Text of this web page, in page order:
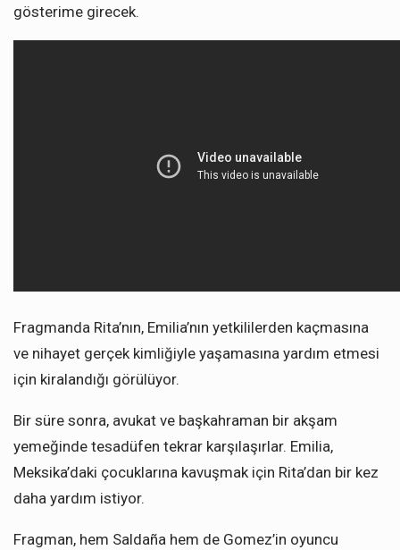
gösterime girecek.
Fragmanda Rita’nın, Emilia’nın yetkililerden kaçmasına
ve nihayet gerçek kimliğiyle yaşamasına yardım etmesi
için kiralandığı görülüyor.
Bir süre sonra, avukat ve başkahraman bir akşam
yemeğinde tesadüfen tekrar karşılaşırlar. Emilia,
Meksika’daki çocuklarına kavuşmak için Rita’dan bir kez
daha yardım istiyor.
Fragman, hem Saldaña hem de Gomez’in oyuncu